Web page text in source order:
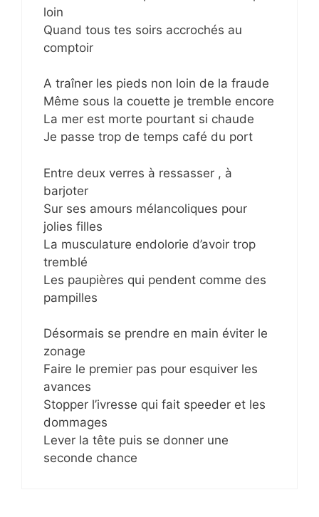
loin
Quand tous tes soirs accrochés au
comptoir
A traîner les pieds non loin de la fraude
Même sous la couette je tremble encore
La mer est morte pourtant si chaude
Je passe trop de temps café du port
Entre deux verres à ressasser , à
barjoter
Sur ses amours mélancoliques pour
jolies filles
La musculature endolorie d’avoir trop
tremblé
Les paupières qui pendent comme des
pampilles
Désormais se prendre en main éviter le
zonage
Faire le premier pas pour esquiver les
avances
Stopper l’ivresse qui fait speeder et les
dommages
Lever la tête puis se donner une
seconde chance